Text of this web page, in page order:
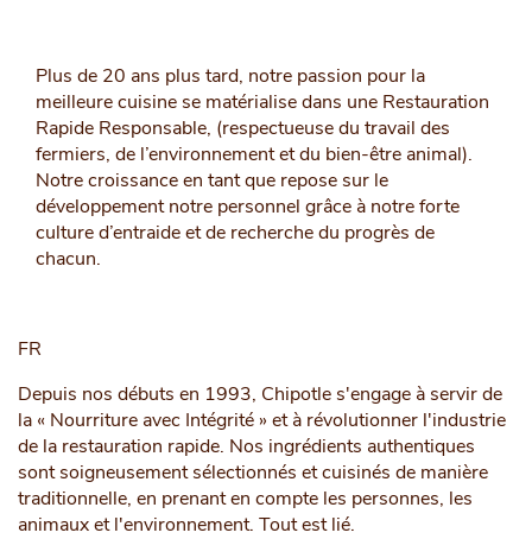
Plus de 20 ans plus tard, notre passion pour la
meilleure cuisine se matérialise dans une Restauration
Rapide Responsable, (respectueuse du travail des
fermiers, de l’environnement et du bien-être animal).
Notre croissance en tant que repose sur le
développement notre personnel grâce à notre forte
culture d’entraide et de recherche du progrès de
chacun.
FR
Depuis nos débuts en 1993, Chipotle s'engage à servir de
la « Nourriture avec Intégrité » et à révolutionner l'industrie
de la restauration rapide. Nos ingrédients authentiques
sont soigneusement sélectionnés et cuisinés de manière
traditionnelle, en prenant en compte les personnes, les
animaux et l'environnement. Tout est lié.